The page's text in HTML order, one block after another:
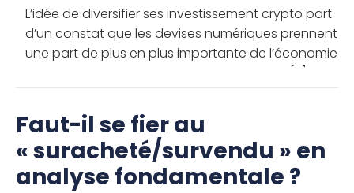
L’idée de diversifier ses investissement crypto part
d’un constat que les devises numériques prennent
une part de plus en plus importante de l’économie
mondiale. Ainsi, comme pour les monnaies […]
Faut-il se fier au
« suracheté/survendu » en
analyse fondamentale ?